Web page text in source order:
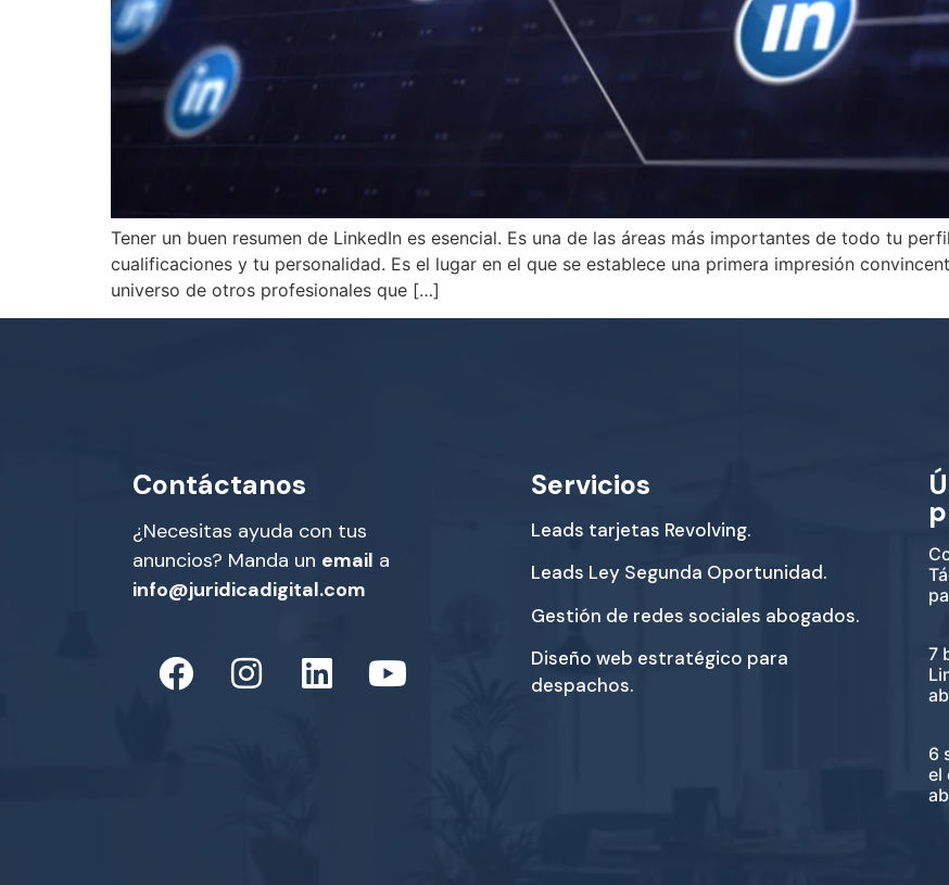
Tener un buen resumen de LinkedIn es esencial. Es una de las áreas más importantes de todo tu
cualificaciones y tu personalidad. Es el lugar en el que se establece una primera impresión
universo de otros profesionales que […]
Contáctanos
¿Necesitas ayuda con tus
anuncios? Manda un email a
info@juridicadigital.com
Servicios
Leads tarjetas Revolving.
Leads Ley Segunda Oportunidad.
Gestión de redes sociales abogados.
Diseño web estratégico para
despachos.
7
6
el